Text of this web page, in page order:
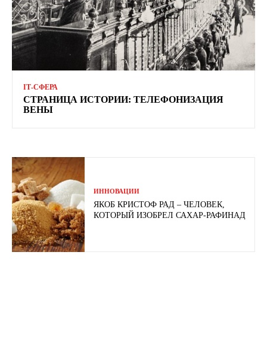
ІТ-СФЕРА
СТРАНИЦА ИСТОРИИ: ТЕЛЕФОНИЗАЦИЯ
ВЕНЫ
ИННОВАЦИИ
ЯКОБ КРИСТОФ РАД – ЧЕЛОВЕК,
КОТОРЫЙ ИЗОБРЕЛ САХАР-РАФИНАД